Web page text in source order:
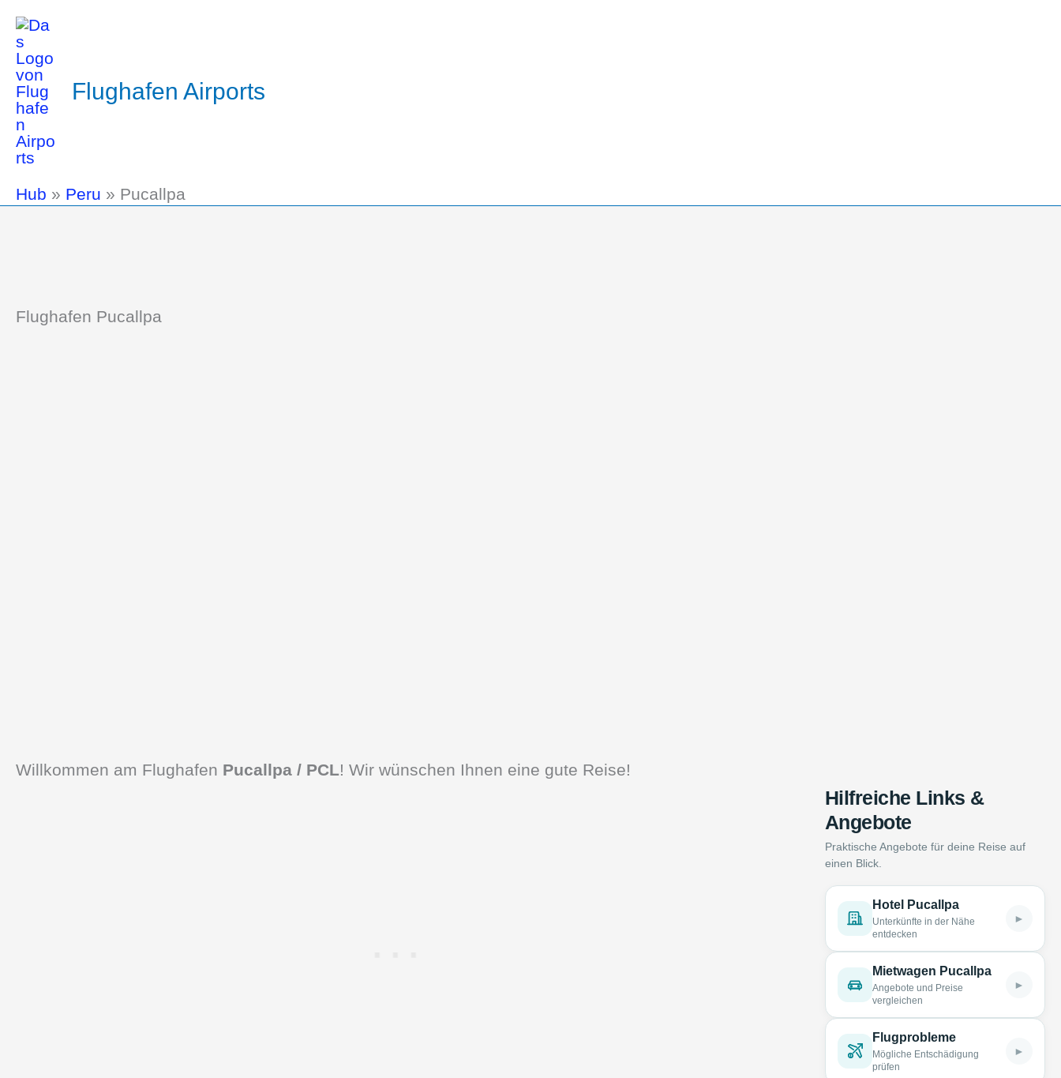
Flughafen Airports
Hub » Peru » Pucallpa
Flughafen Pucallpa
Willkommen am Flughafen Pucallpa / PCL! Wir wünschen Ihnen eine gute Reise!
Hilfreiche Links &
Angebote
Praktische Angebote für deine Reise auf
einen Blick.
Hotel Pucallpa
Unterkünfte in der Nähe
entdecken
►
Mietwagen Pucallpa
Angebote und Preise
vergleichen
►
Flugprobleme
Mögliche Entschädigung
prüfen
►